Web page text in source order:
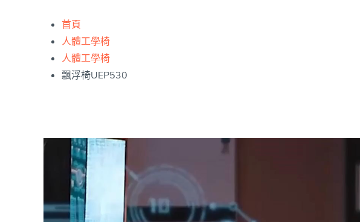
首頁
人體工學椅
人體工學椅
飄浮椅UEP530